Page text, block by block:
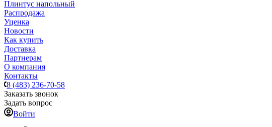
Плинтус напольный
Распродажа
Уценка
Новости
Как купить
Доставка
Партнерам
О компания
Контакты
8 (483) 236-70-58
Заказать звонок
Задать вопрос
Войти